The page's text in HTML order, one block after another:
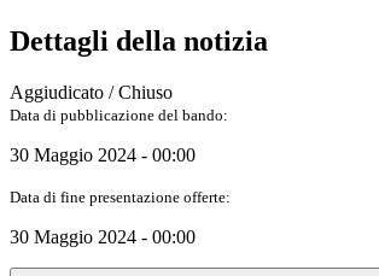
Dettagli della notizia
Aggiudicato / Chiuso
Data di pubblicazione del bando:
30 Maggio 2024 - 00:00
Data di fine presentazione offerte:
30 Maggio 2024 - 00:00